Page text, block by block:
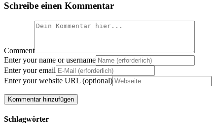
Schreibe einen Kommentar
Comment
Enter your name or username
Enter your email
Enter your website URL (optional)
Schlagwörter